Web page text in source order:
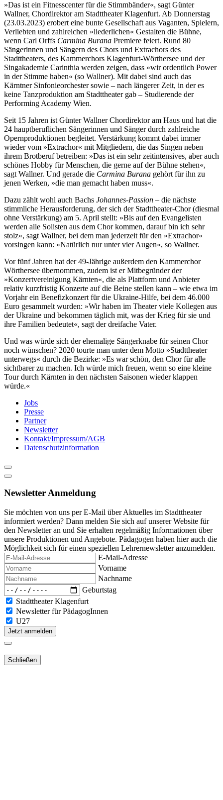
»Das ist ein Fitnesscenter für die Stimmbänder«, sagt Günter
Wallner, Chordirektor am Stadttheater Klagenfurt. Ab Donnerstag
(23.03.2023) erobert eine bunte Gesellschaft aus Vaganten, Spielern,
Verliebten und zahlreichen »liederlichen« Gestalten die Bühne,
wenn Carl Orffs Carmina Burana Premiere feiert. Rund 80
Sängerinnen und Sängern des Chors und Extrachors des
Stadttheaters, des Kammerchors Klagenfurt-Wörthersee und der
Singakademie Carinthia werden zeigen, dass »wir ordentlich Power
in der Stimme haben« (so Wallner). Mit dabei sind auch das
Kärntner Sinfonieorchester sowie – nach längerer Zeit, in der es
keine Tanzproduktion am Stadttheater gab – Studierende der
Performing Academy Wien.
Seit 15 Jahren ist Günter Wallner Chordirektor am Haus und hat die
24 hauptberuflichen Sängerinnen und Sänger durch zahlreiche
Opernproduktionen begleitet. Verstärkung kommt dabei immer
wieder vom »Extrachor« mit Mitgliedern, die das Singen neben
ihrem Brotberuf betreiben: »Das ist ein sehr zeitintensives, aber auch
schönes Hobby für Menschen, die gerne auf der Bühne stehen«,
sagt Wallner. Und gerade die Carmina Burana gehört für ihn zu
jenen Werken, »die man gemacht haben muss«.
Dazu zählt wohl auch Bachs Johannes-Passion – die nächste
stimmliche Herausforderung, der sich der Stadttheater-Chor (diesmal
ohne Verstärkung) am 5. April stellt: »Bis auf den Evangelisten
werden alle Solisten aus dem Chor kommen, darauf bin ich sehr
stolz«, sagt Wallner, bei dem man jederzeit für den »Extrachor«
vorsingen kann: »Natürlich nur unter vier Augen«, so Wallner.
Vor fünf Jahren hat der 49-Jährige außerdem den Kammerchor
Wörthersee übernommen, zudem ist er Mitbegründer der
»Konzertvereinigung Kärnten«, die als Plattform und Anbieter
relativ kurzfristig Konzerte auf die Beine stellen kann – wie etwa im
Vorjahr ein Benefizkonzert für die Ukraine-Hilfe, bei dem 46.000
Euro gesammelt wurden: »Wir haben im Theater viele Kollegen aus
der Ukraine und bekommen täglich mit, was der Krieg für sie und
ihre Familien bedeutet«, sagt der dreifache Vater.
Und was würde sich der ehemalige Sängerknabe für seinen Chor
noch wünschen? 2020 tourte man unter dem Motto »Stadttheater
unterwegs« durch die Bezirke: »Es war schön, den Chor für alle
sichtbarer zu machen. Ich würde mich freuen, wenn so eine kleine
Tour durch Kärnten in den nächsten Saisonen wieder klappen
würde.«
Jobs
Presse
Partner
Newsletter
Kontakt/Impressum/AGB
Datenschutzinformation
Newsletter Anmeldung
Sie möchten von uns per E-Mail über Aktuelles im Stadttheater
informiert werden? Dann melden Sie sich auf unserer Website für
den Newsletter an und Sie erhalten regelmäßig Informationen über
unsere Produktionen und Angebote. Pädagogen haben hier auch die
Möglichkeit sich für einen speziellen Lehrernewsletter anzumelden.
E-Mail-Adresse
Vorname
Nachname
Geburtstag
Stadttheater Klagenfurt
Newsletter für PädagogInnen
U27
Jetzt anmelden
Schließen